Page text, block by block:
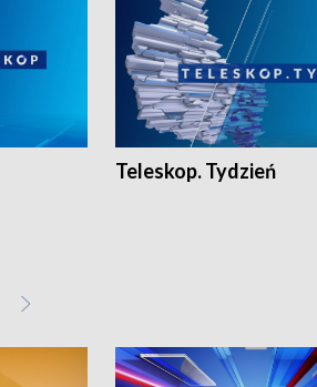
Teleskop. Tydzień